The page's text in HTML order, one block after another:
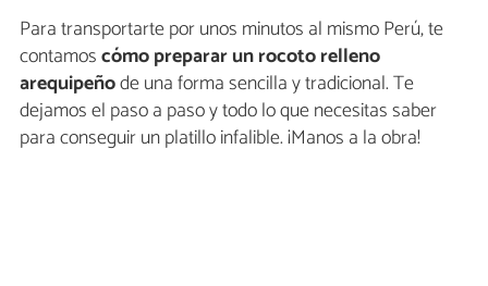
Para transportarte por unos minutos al mismo Perú, te
contamoscómo preparar un rocoto relleno
arequipeñode una forma sencilla y tradicional. Te
dejamos el paso a paso y todo lo que necesitas saber
para conseguir un platillo infalible. ¡Manos a la obra!